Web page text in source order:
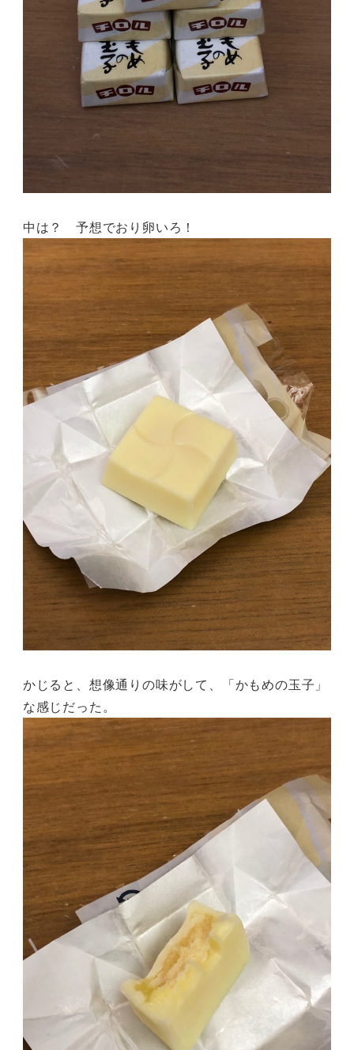
中は？ 予想でおり卵いろ！
かじると、想像通りの味がして、「かもめの玉子」
な感じだった。